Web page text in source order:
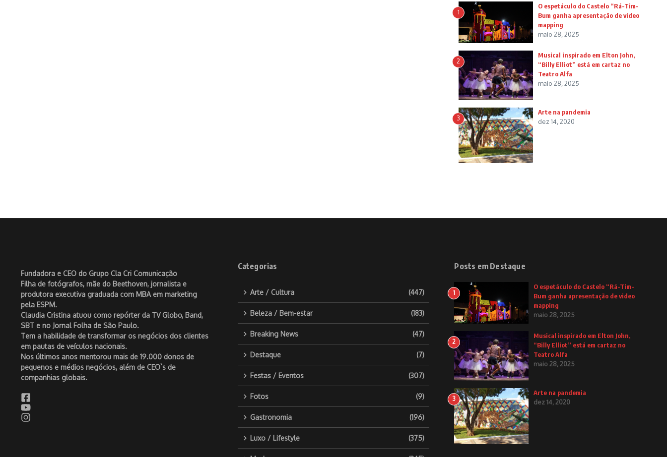
1
O espetáculo do Castelo “Rá-Tim-
Bum ganha apresentação de video
mapping
maio 28, 2025
2
Musical inspirado em Elton John,
“Billy Elliot” está em cartaz no
Teatro Alfa
maio 28, 2025
3
Arte na pandemia
dez 14, 2020
Fundadora e CEO do Grupo Cla Cri Comunicação
Filha de fotógrafos, mãe do Beethoven, jornalista e
produtora executiva graduada com MBA em marketing
pela ESPM.
Claudia Cristina atuou como repórter da TV Globo, Band,
SBT e no Jornal Folha de São Paulo.
Tem a habilidade de transformar os negócios dos clientes
em pautas de veículos nacionais.
Nos últimos anos mentorou mais de 19.000 donos de
pequenos e médios negócios, além de CEO`s de
companhias globais.
Categorias
Arte / Cultura (447)
Beleza / Bem-estar (183)
Breaking News (47)
Destaque (7)
Festas / Eventos (307)
Fotos (9)
Gastronomia (196)
Luxo / Lifestyle (375)
Posts em Destaque
1
O espetáculo do Castelo “Rá-Tim-
Bum ganha apresentação de video
mapping
maio 28, 2025
2
Musical inspirado em Elton John,
“Billy Elliot” está em cartaz no
Teatro Alfa
maio 28, 2025
3
Arte na pandemia
dez 14, 2020